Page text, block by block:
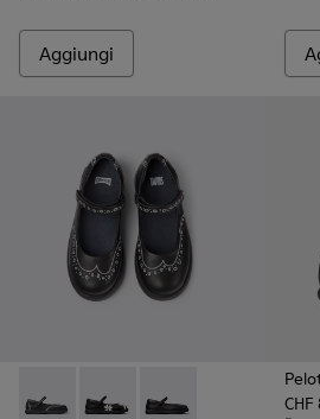
Aggiungi
Twins - K800549-001 - Mary Jane
Twins - K800549-006 -
Twins - K800549-